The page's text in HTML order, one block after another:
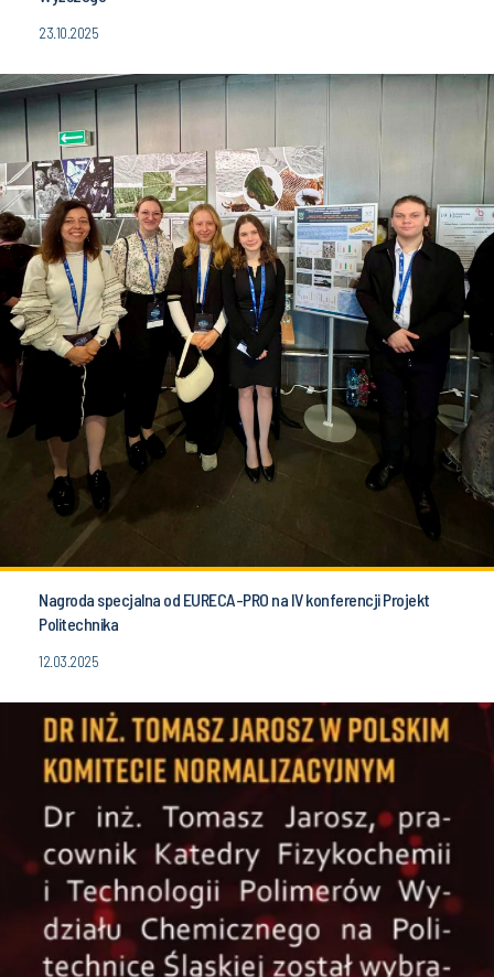
23.10.2025
Nagroda specjalna od EURECA-PRO na IV konferencji Projekt
Politechnika
12.03.2025